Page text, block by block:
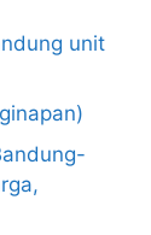
unit